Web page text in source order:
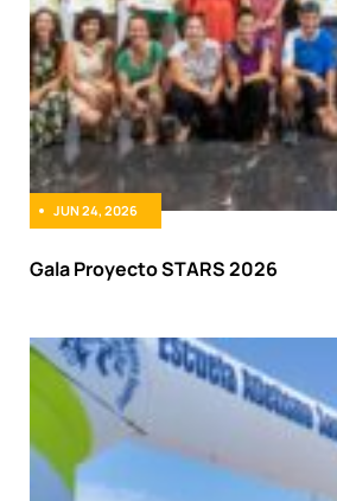
JUN 24, 2026
Gala Proyecto STARS 2026